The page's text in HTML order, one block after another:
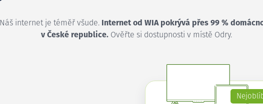
Náš internet je téměř všude.
Internet od WIA pokrývá přes 99 %
v České republice. Ověřte si dostupnosti v místě Odry.